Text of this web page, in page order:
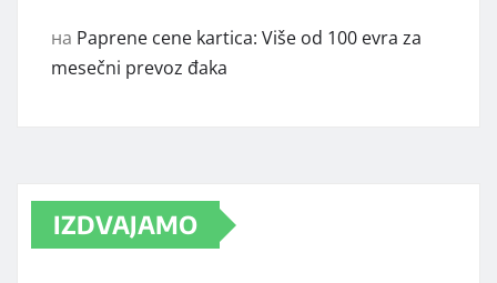
на Paprene cene kartica: Više od 100 evra za
mesečni prevoz đaka
IZDVAJAMO